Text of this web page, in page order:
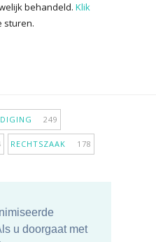
u doorgaat met
behandeld. Klik
sturen.
249
RECHTSZAAK 178
ONDERZOEK